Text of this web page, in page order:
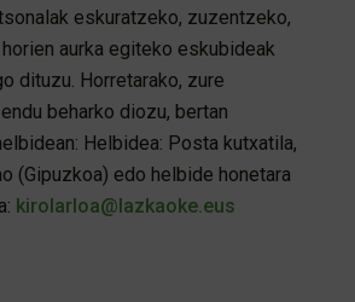
eskuratzeko, zuzentzeko,
aurka egiteko eskubideak
dituzu. Horretarako, zure
beharko diozu, bertan
Helbidea: Posta kutxatila,
(Gipuzkoa) edo helbide honetara
kirolarloa@lazkaoke.eus